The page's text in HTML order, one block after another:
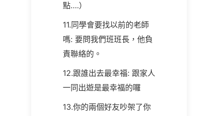
點….）
11.同學會要找以前的老師
嗎: 要問我們班班長，他負
責聯絡的。
12.跟誰出去最幸福: 跟家人
一同出遊是最幸福的囉
13.你的兩個好友吵架了你